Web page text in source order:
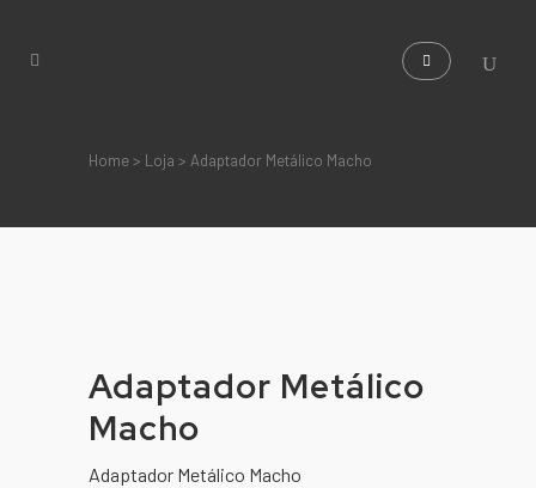
Home> Loja > Adaptador Metálico Macho
Adaptador Metálico
Macho
Adaptador Metálico Macho